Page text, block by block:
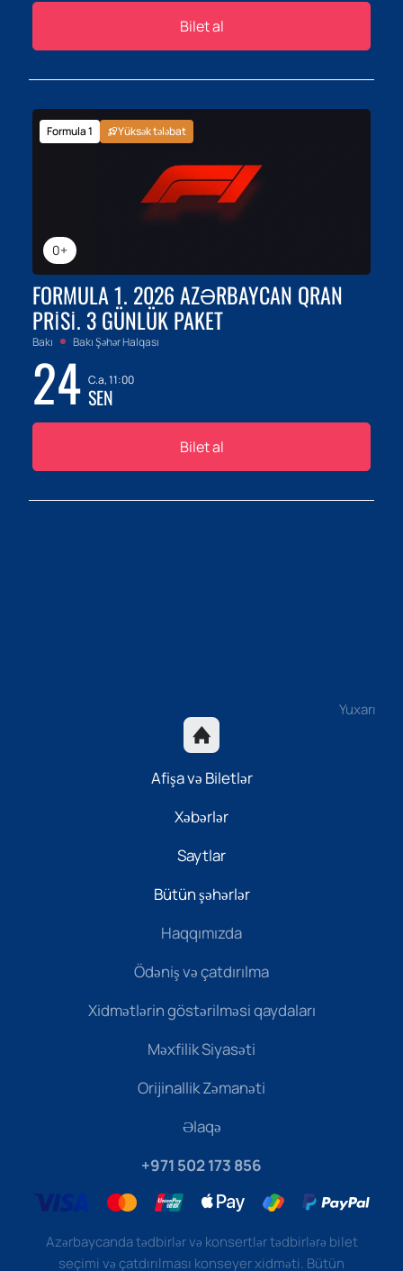
Bilet al
0+
Formula 1 Yüksək tələbat
FORMULA 1. 2026 AZƏRBAYCAN QRAN
PRISI. 3 GÜNLÜK PAKET
Bakı Bakı Şəhər Halqası
24 C.a, 11:00
SEN
Bilet al
Yuxarı
Afişa və Biletlər
Xəbərlər
Saytlar
Bütün şəhərlər
Haqqımızda
Ödəniş və çatdırılma
Xidmətlərin göstərilməsi qaydaları
Məxfilik Siyasəti
Orijinallik Zəmanəti
Əlaqə
+971 502 173 856
Azərbaycanda tədbirlər və konsertlər tədbirlərə bilet
seçimi və çatdırılması konseyer xidməti. Bütün